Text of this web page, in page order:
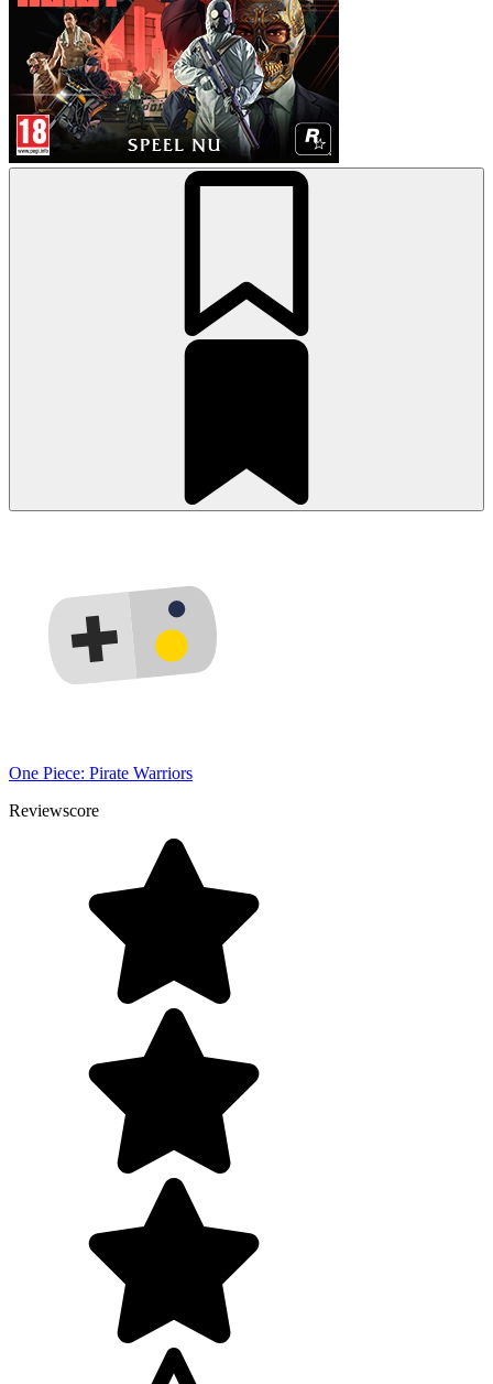
One Piece: Pirate Warriors
Reviewscore